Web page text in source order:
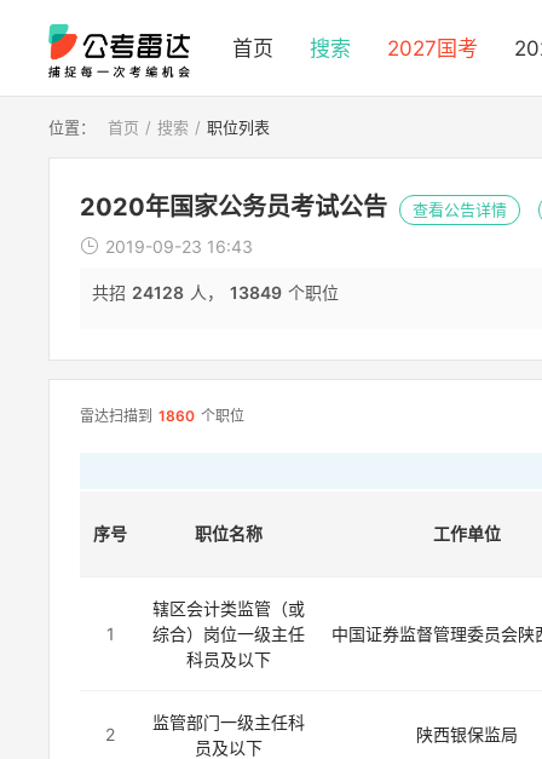
首页 搜索 2027国考
位置： 首页 搜索 职位列表
2020年国家公务员考试公告 查看公告详情
2019-09-23 16:43
共招 24128 人， 13849 个职位
雷达扫描到 1860 个职位
序号 职位名称 工作单位
1
辖区会计类监管（或
综合）岗位一级主任
科员及以下
中国证券监督管理委员会陕
2
监管部门一级主任科
员及以下
陕西银保监局